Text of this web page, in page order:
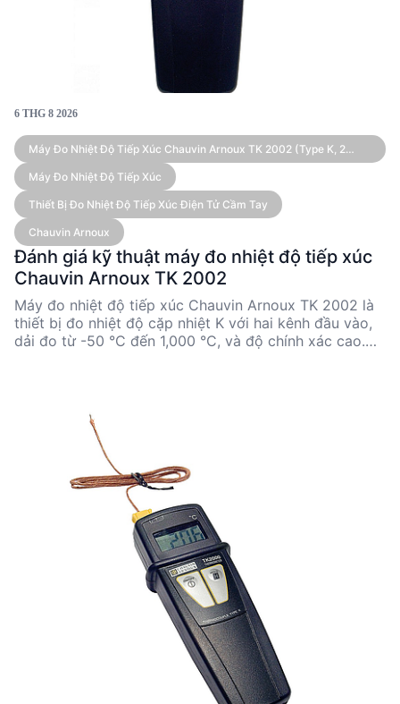
6 THG 8 2026
Máy Đo Nhiệt Độ Tiếp Xúc Chauvin Arnoux TK 2002 (Type K, 2
Máy Đo Nhiệt Độ Tiếp Xúc
Thiết Bị Đo Nhiệt Độ Tiếp Xúc Điện Tử Cầm Tay
Chauvin Arnoux
Đánh giá kỹ thuật máy đo nhiệt độ tiếp xúc
Chauvin Arnoux TK 2002
Máy đo nhiệt độ tiếp xúc Chauvin Arnoux TK 2002 là
thiết bị đo nhiệt độ cặp nhiệt K với hai kênh đầu vào,
dải đo từ -50 °C đến 1,000 °C, và độ chính xác cao.
nhiều phụ kiện tùy chọn, TK 2002 mang lại sự linh hoạt
và hiệu quả trong nhiều tình huống đo lường thực tế.